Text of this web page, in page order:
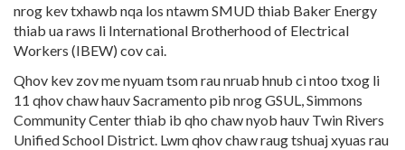
nrog kev txhawb nqa los ntawm SMUD thiab Baker Energy
thiab ua raws li International Brotherhood of Electrical
Workers (IBEW) cov cai.
Qhov kev zov me nyuam tsom rau nruab hnub ci ntoo txog li
11 qhov chaw hauv Sacramento pib nrog GSUL, Simmons
Community Center thiab ib qho chaw nyob hauv Twin Rivers
Unified School District. Lwm qhov chaw raug tshuaj xyuas rau